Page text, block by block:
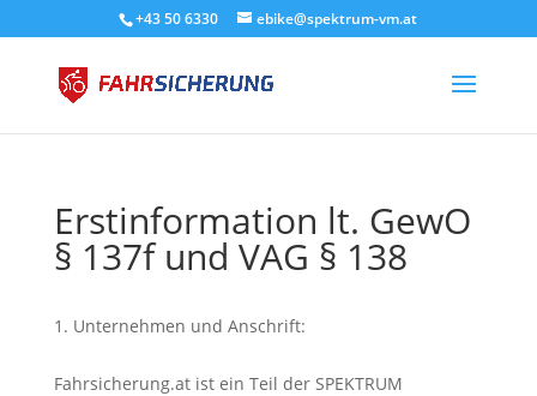
+43 50 6330 ebike@spektrum-vm.at
Erstinformation lt. GewO
§ 137f und VAG § 138
Unternehmen und Anschrift:
Fahrsicherung.at ist ein Teil der SPEKTRUM